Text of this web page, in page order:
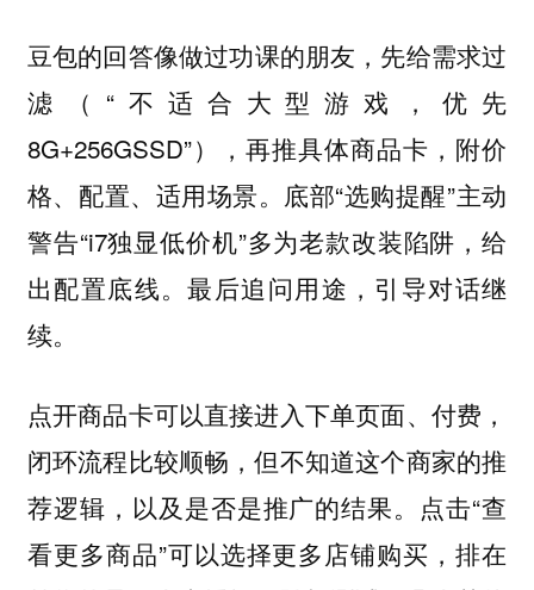
豆包的回答像做过功课的朋友，先给需求过
滤（“不适合大型游戏，优先
8G+256GSSD”），再推具体商品卡，附价
格、配置、适用场景。底部“选购提醒”主动
警告“i7独显低价机”多为老款改装陷阱，给
出配置底线。最后追问用途，引导对话继
续。
点开商品卡可以直接进入下单页面、付费，
闭环流程比较顺畅，但不知道这个商家的推
荐逻辑，以及是否是推广的结果。点击“查
看更多商品”可以选择更多店铺购买，排在